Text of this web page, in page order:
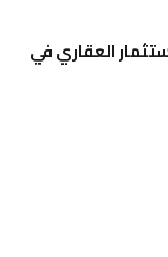
العقاري في